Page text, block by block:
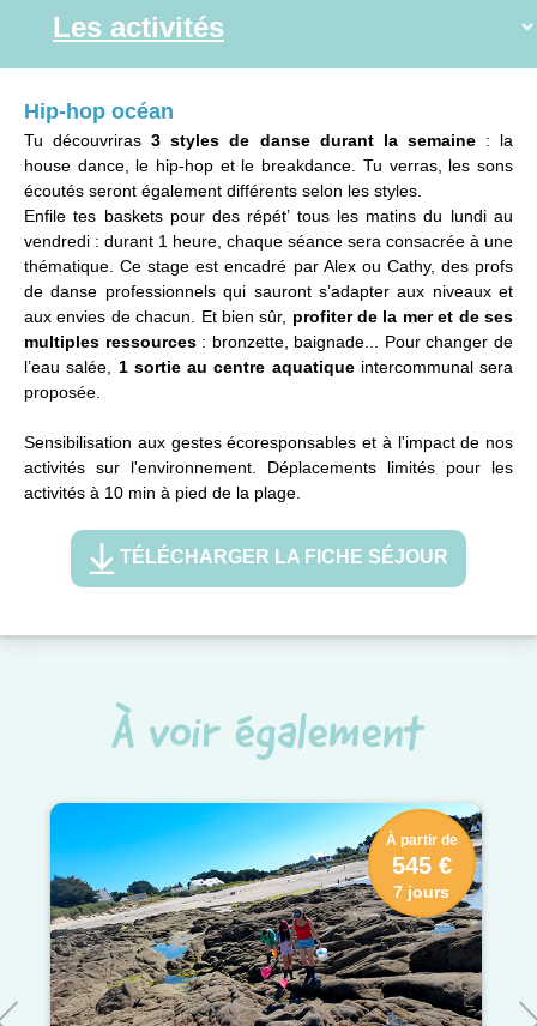
Hip-hop océan
Tu découvriras3 styles de danse durant la semaine : la
house dance, le hip-hop et le breakdance. Tu verras, les sons
écoutés seront également différents selon les styles.
Enfile tes baskets pour des répét’ tous les matins du lundi au
vendredi : durant 1 heure, chaque séance sera consacrée à une
thématique. Ce stage est encadré par Alex ou Cathy, des profs
de danse professionnels qui sauront s’adapter aux niveaux et
aux envies de chacun. Et bien sûr, profiter de la mer et de ses
multiples ressources : bronzette, baignade... Pour changer de
l’eau salée, 1 sortie au centre aquatique intercommunal sera
proposée.
Sensibilisation aux gestes écoresponsables et à l'impact de nos
activités sur l'environnement. Déplacements limités pour les
activités à 10 min à pied de la plage.
TÉLÉCHARGER LA FICHE SÉJOUR
À voir également
À partir de
545 €
7 jours